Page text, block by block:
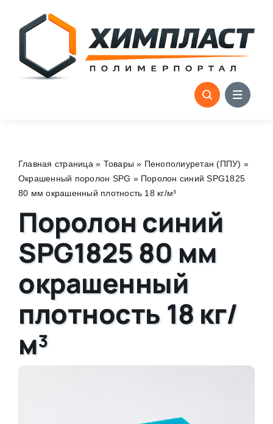
content
Главная страница » Товары » Пенополиуретан (ППУ) »
Окрашенный поролон SPG » Поролон синий SPG1825
80 мм окрашенный плотность 18 кг/м³
Поролон синий
SPG1825 80 мм
окрашенный
плотность 18 кг/
м³